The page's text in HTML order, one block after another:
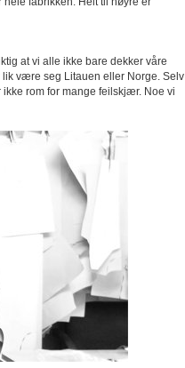
at vi alle ikke bare dekker våre
være seg Litauen eller Norge. Selv
rom for mange feilskjær. Noe vi